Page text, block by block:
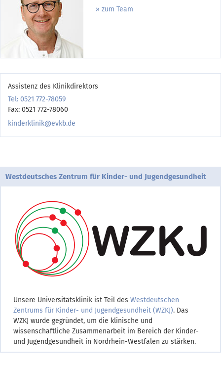
zum Team
Assistenz des Klinikdirektors
Tel: 0521 772-78059
Fax: 0521 772-78060
kinderklinik@evkb.de
Westdeutsches Zentrum für Kinder- und Jugendgesundheit
Unsere Universitätsklinik ist Teil des Westdeutschen
Zentrums für Kinder- und Jugendgesundheit (WZKJ). Das
WZKJ wurde gegründet, um die klinische und
wissenschaftliche Zusammenarbeit im Bereich der Kinder-
und Jugendgesundheit in Nordrhein-Westfalen zu stärken.